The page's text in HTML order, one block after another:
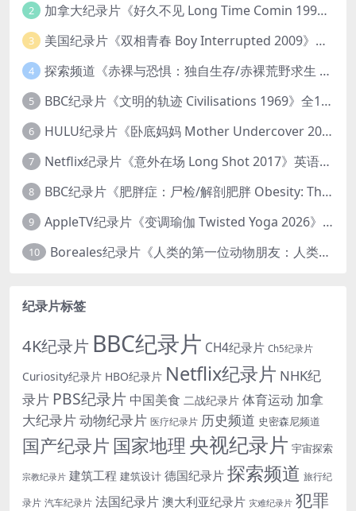
2 加拿大纪录片《好久不见 Long Time Comin 1993》英语中英双字 官方纯净版 1080P/MKV/1G 女同性艺术家
3 美国纪录片《双相青春 Boy Interrupted 2009》英语中英双字 官方纯净版 1080P/MKV/1.43G 青少年躁郁症
4 探索频道《赤裸与恐惧：独自生存/赤裸荒野求生 Naked and Afraid: Solo 2023》第一季全8集 英语中英双字 官方纯净版 高码1080P/MKV/45.4G
5 BBC纪录片《文明的轨迹 Civilisations 1969》全13集 英语中英双字 高清收藏版 1080P/MKV/64.1G 西方艺术史话
6 HULU纪录片《卧底妈妈 Mother Undercover 2023》全4集 英语中英双字 官方纯净版 1080P/MKV/7.6G 拯救孩子
7 Netflix纪录片《意外在场 Long Shot 2017》英语中字 720P/NKV/1.06GB 美国谋杀误判案件
8 BBC纪录片《肥胖症：尸检/解剖肥胖 Obesity: The Post Mortem 2016》英语中英双字 无水印纯净版 1080P/MKV/1.03G
9 AppleTV纪录片《变调瑜伽 Twisted Yoga 2026》全3集 英语中英双字 无水印纯净版 1080P/MKV/10G 瑜伽大师背后的真相
10 Boreales纪录片《人类的第一位动物朋友：人类和狗的神奇故事 Man’s First Friend 2018》英语中英双字 1080P/MP4/1.8G 狗的神奇故事
纪录片标签
4K纪录片 BBC纪录片 CH4纪录片 Ch5纪录片
Curiosity纪录片 HBO纪录片 Netflix纪录片 NHK纪
录片 PBS纪录片 中国美食 二战纪录片 体育运动 加拿
大纪录片动物纪录片 医疗纪录片 历史频道 史密森尼频道
国产纪录片 国家地理 央视纪录片 宇宙探索
宗教纪录片 建筑工程 建筑设计 德国纪录片 探索频道 旅行纪
录片 汽车纪录片 法国纪录片 澳大利亚纪录片 灾难纪录片 犯罪